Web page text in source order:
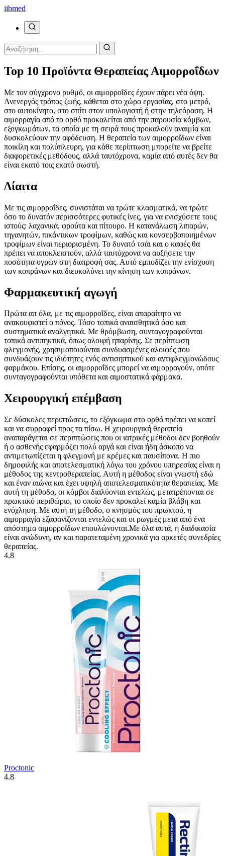
iibmed
Top 10 Προϊόντα Θεραπείας Αιμορροΐδων
Με τον σύγχρονο ρυθμό, οι αιμορροΐδες έχουν πάρει νέα όψη.
Ανενεργός τρόπος ζωής, κάθεται στο χώρο εργασίας, στο μετρό,
στο αυτοκίνητο, στο σπίτι στον υπολογιστή ή στην τηλεόραση. Η
αιμορραγία από το ορθό προκαλείται από την παρουσία κόμβων,
εξογκωμάτων, τα οποία με τη σειρά τους προκαλούν αναιμία και
δυσκολεύουν την αφόδευση. Η θεραπεία των αιμορροΐδων είναι
ποικίλη και πολύπλευρη, για κάθε περίπτωση μπορείτε να βρείτε
διαφορετικές μεθόδους, αλλά ταυτόχρονα, καμία από αυτές δεν θα
είναι εκατό τοις εκατό σωστή.
Δίαιτα
Με τις αιμορροΐδες, συνιστάται να τρώτε κλασματικά, να τρώτε
όσο το δυνατόν περισσότερες φυτικές ίνες, για να ενισχύσετε τους
ιστούς: λαχανικά, φρούτα και πίτουρο. Η κατανάλωση λιπαρών,
τηγανητών, πικάντικων τροφίμων, καθώς και κονσερβοποιημένων
τροφίμων είναι περιορισμένη. Το δυνατό τσάι και ο καφές θα
πρέπει να αποκλειστούν, αλλά ταυτόχρονα να αυξήσετε την
ποσότητα υγρών στη διατροφή σας. Αυτό εμποδίζει την ενίσχυση
των κοπράνων και διευκολύνει την κίνηση των κοπράνων.
Φαρμακευτική αγωγή
Πρώτα απ όλα, με τις αιμορροΐδες, είναι απαραίτητο να
ανακουφιστεί ο πόνος. Τόσο τοπικά αναισθητικά όσο και
συστηματικά αναλγητικά. Με θρόμβωση, συνταγογραφούνται
τοπικά αντιπηκτικά, όπως αλοιφή ηπαρίνης. Σε περίπτωση
φλεγμονής, χρησιμοποιούνται συνδυασμένες αλοιφές που
συνδυάζουν τις ιδιότητες ενός αντισηπτικού και αντιφλεγμονώδους
φαρμάκου. Επίσης, οι αιμορροΐδες μπορεί να αιμορραγούν, οπότε
συνταγογραφούνται υπόθετα και αιμοστατικά φάρμακα.
Χειρουργική επέμβαση
Σε δύσκολες περιπτώσεις, το εξόγκωμα στο ορθό πρέπει να κοπεί
και να συρραφεί προς τα πίσω. Η χειρουργική θεραπεία
αναπαράγεται σε περιπτώσεις που οι ιατρικές μέθοδοι δεν βοηθούν
ή ο ασθενής εφαρμόζει πολύ αργά και είναι ήδη άσκοπο να
αντιμετωπίζεται η φλεγμονή με κρέμες και παυσίπονα. Η πιο
δημοφιλής και αποτελεσματική λόγω του χρόνου υπηρεσίας είναι η
μέθοδος της κεντροθεραπείας. Αυτή η μέθοδος είναι γνωστή εδώ
και έναν αιώνα και έχει υψηλή αποτελεσματικότητα θεραπείας. Με
αυτή τη μέθοδο, οι κόμβοι διαλύονται εντελώς, μετατρέπονται σε
πρωκτικό περιθώριο, το οποίο δεν προκαλεί καμία βλάβη και
ενόχληση. Με αυτή τη μέθοδο, ο κνησμός του πρωκτού, η
αιμορραγία εξαφανίζονται εντελώς και οι ρωγμές μετά από ένα
απόστημα αιμορροΐδων επουλώνονται.Με όλα αυτά, η διαδικασία
είναι ανώδυνη, αν και παρατεταμένη χρονικά για αρκετές συνεδρίες
θεραπείας.
4.8
Proctonic
4.8